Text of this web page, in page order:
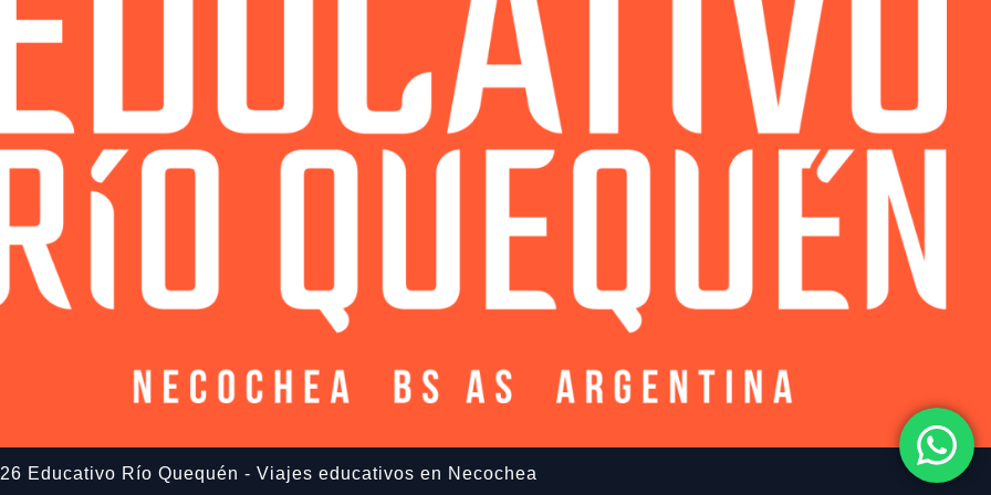
Educativo Río Quequén - Viajes educativos en Necochea